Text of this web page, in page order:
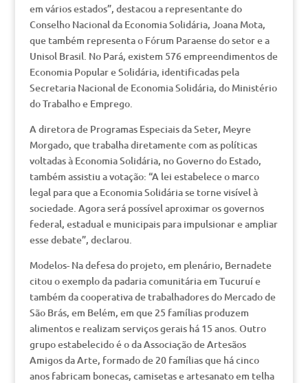
em vários estados”, destacou a representante do
Conselho Nacional da Economia Solidária, Joana Mota,
que também representa o Fórum Paraense do setor e a
Unisol Brasil. No Pará, existem 576 empreendimentos de
Economia Popular e Solidária, identificadas pela
Secretaria Nacional de Economia Solidária, do Ministério
do Trabalho e Emprego.
A diretora de Programas Especiais da Seter, Meyre
Morgado, que trabalha diretamente com as políticas
voltadas à Economia Solidária, no Governo do Estado,
também assistiu a votação: “A lei estabelece o marco
legal para que a Economia Solidária se torne visível à
sociedade. Agora será possível aproximar os governos
federal, estadual e municipais para impulsionar e ampliar
esse debate”, declarou.
Modelos- Na defesa do projeto, em plenário, Bernadete
citou o exemplo da padaria comunitária em Tucuruí e
também da cooperativa de trabalhadores do Mercado de
São Brás, em Belém, em que 25 famílias produzem
alimentos e realizam serviços gerais há 15 anos. Outro
grupo estabelecido é o da Associação de Artesãos
Amigos da Arte, formado de 20 famílias que há cinco
anos fabricam bonecas, camisetas e artesanato em telha